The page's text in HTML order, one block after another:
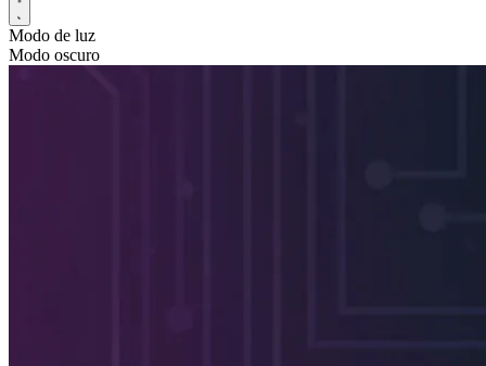
Modo de luz
Modo oscuro